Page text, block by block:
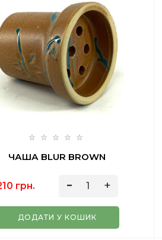
ЧАША BLUR BROWN
грн.
ДОДАТИ У КОШИК